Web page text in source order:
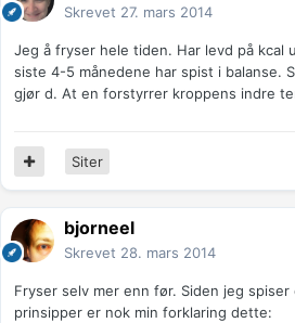
Skrevet 27. mars 2014
Jeg å fryser hele tiden. Har levd på kcal
siste 4-5 månedene har spist i balanse.
gjør d. At en forstyrrer kroppens indre
Siter
bjorneel
Skrevet 28. mars 2014
Fryser selv mer enn før. Siden jeg
prinsipper er nok min forklaring dette: